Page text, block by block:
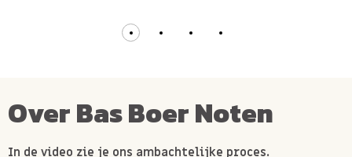
Over Bas Boer Noten
In de video zie je ons ambachtelijke proces.